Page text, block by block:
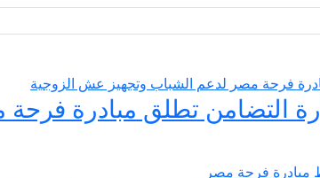
الزواج 2026… وزارة التضامن